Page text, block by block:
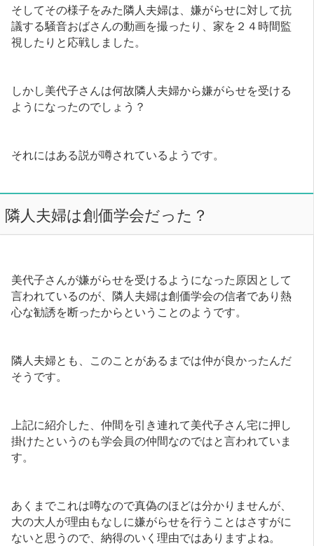
そしてその様子をみた隣人夫婦は、嫌がらせに対して抗
議する騒音おばさんの動画を撮ったり、家を２４時間監
視したりと応戦しました。
しかし美代子さんは何故隣人夫婦から嫌がらせを受ける
ようになったのでしょう？
それにはある説が噂されているようです。
隣人夫婦は創価学会だった？
美代子さんが嫌がらせを受けるようになった原因として
言われているのが、隣人夫婦は創価学会の信者であり熱
心な勧誘を断ったからということのようです。
隣人夫婦とも、このことがあるまでは仲が良かったんだ
そうです。
上記に紹介した、仲間を引き連れて美代子さん宅に押し
掛けたというのも学会員の仲間なのではと言われていま
す。
あくまでこれは噂なので真偽のほどは分かりませんが、
大の大人が理由もなしに嫌がらせを行うことはさすがに
ないと思うので、納得のいく理由ではありますよね。